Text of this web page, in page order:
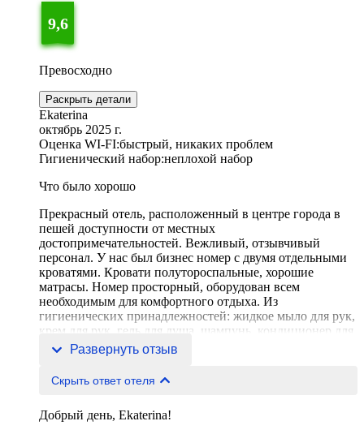
9,6
Превосходно
Раскрыть детали
Ekaterina
октябрь 2025 г.
Оценка WI-FI:быстрый, никаких проблем
Гигиенический набор:неплохой набор
Что было хорошо
Прекрасный отель, расположенный в центре города в
пешей доступности от местных
достопримечательностей. Вежливый, отзывчивый
персонал. У нас был бизнес номер с двумя отдельными
кроватями. Кровати полутороспальные, хорошие
матрасы. Номер просторный, оборудован всем
необходимым для комфортного отдыха. Из
гигиенических принадлежностей: жидкое мыло для рук,
крем для рук, гель для душа, шампунь, кондиционер для
волос. Все косметические средства местног
Развернуть отзыв
Скрыть ответ отеля
Добрый день, Ekaterina!